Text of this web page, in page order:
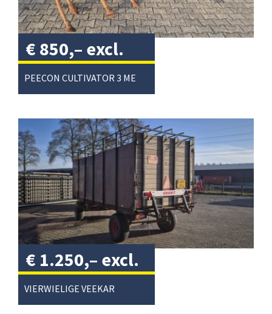
€ 850,– excl.
btw/
VIERWIELIGE VEEKAR
€ 1.250,– excl.
btw/